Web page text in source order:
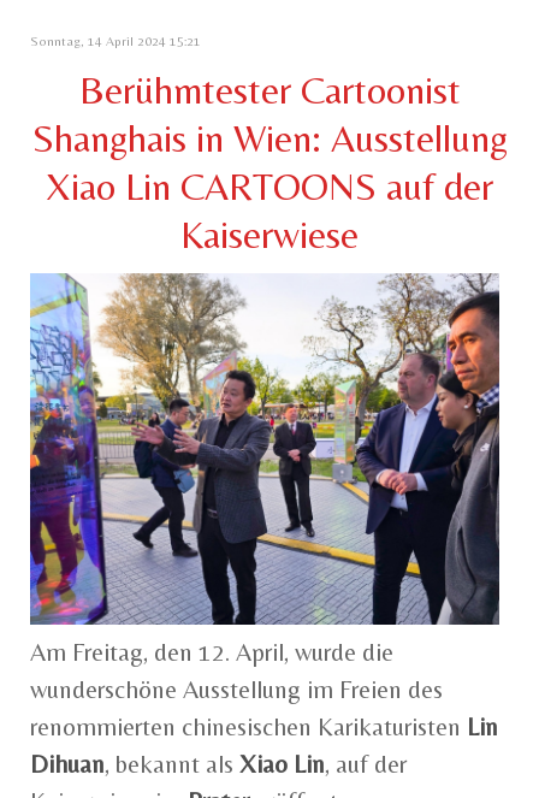
Sonntag, 14 April 2024 15:21
Berühmtester Cartoonist
Shanghais in Wien: Ausstellung
Xiao Lin CARTOONS auf der
Kaiserwiese
Am Freitag, den 12. April, wurde die
wunderschöne Ausstellung im Freien des
renommierten chinesischen Karikaturisten Lin
Dihuan, bekannt als Xiao Lin, auf der